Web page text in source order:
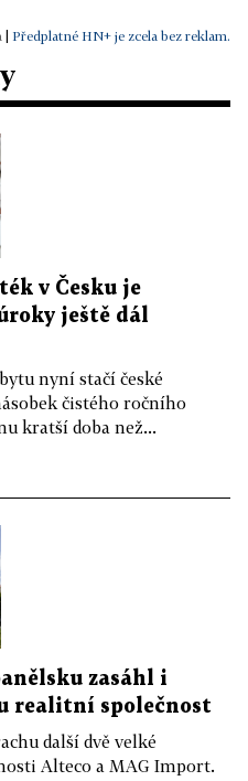
Předplatné HN+ je zcela bez reklam.
v Česku je
ještě dál
nyní stačí české
čistého ročního
kratší doba než...
zasáhl i
realitní společnost
další dvě velké
Alteco a MAG Import.